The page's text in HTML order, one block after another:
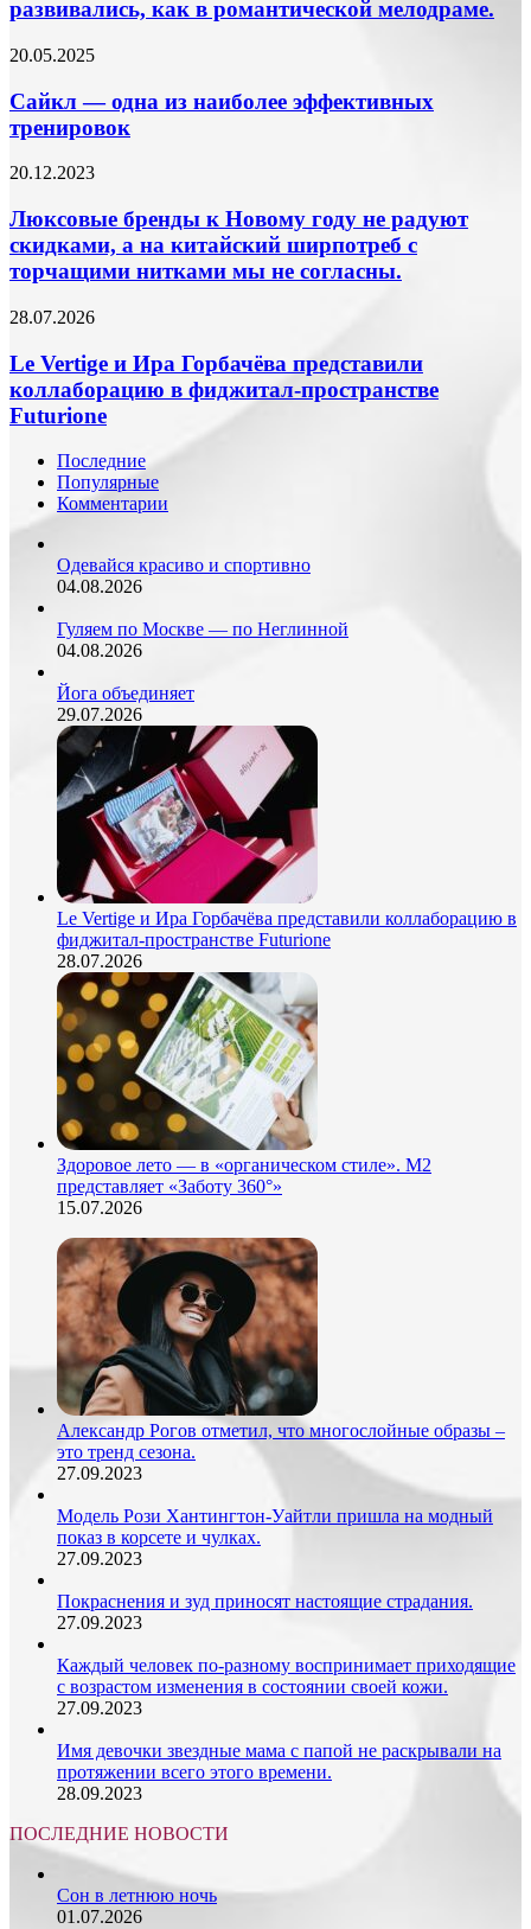
бритву
бритья
поскольку
«переносит
больше
бактерий,
другие
личные
инструменты».
чтобы
с
развивались,
как
романтической
развивались, как в романтической мелодраме.
Сайкл
одна
из
наиболее
тренировок
20.05.2025
Сайкл — одна из наиболее эффективных
тренировок
Люксовые
к
Новому
году
не
скидками,
на
китайский
ширпотреб
с
торчащими
нитками
согласны.
20.12.2023
Люксовые бренды к Новому году не радуют
скидками, а на китайский ширпотреб с
торчащими нитками мы не согласны.
Le
и
Ира
Горбачёва
представили
фиджитал-
пространстве
Futurione
28.07.2026
Le Vertige и Ира Горбачёва представили
коллаборацию в фиджитал-пространстве
Futurione
Последние
Популярные
Комментарии
Одевайся красиво и спортивно
04.08.2026
Гуляем по Москве — по Неглинной
04.08.2026
Йога объединяет
29.07.2026
Le Vertige и Ира Горбачёва представили коллаборацию в
фиджитал-пространстве Futurione
28.07.2026
Здоровое лето — в «органическом стиле». М2
представляет «Заботу 360°»
15.07.2026
Александр Рогов отметил, что многослойные образы –
это тренд сезона.
27.09.2023
Модель Рози Хантингтон-Уайтли пришла на модный
показ в корсете и чулках.
27.09.2023
Покраснения и зуд приносят настоящие страдания.
27.09.2023
Каждый человек по-разному воспринимает приходящие
с возрастом изменения в состоянии своей кожи.
27.09.2023
Имя девочки звездные мама с папой не раскрывали на
протяжении всего этого времени.
28.09.2023
ПОСЛЕДНИЕ НОВОСТИ
Сон в летнюю ночь
01.07.2026